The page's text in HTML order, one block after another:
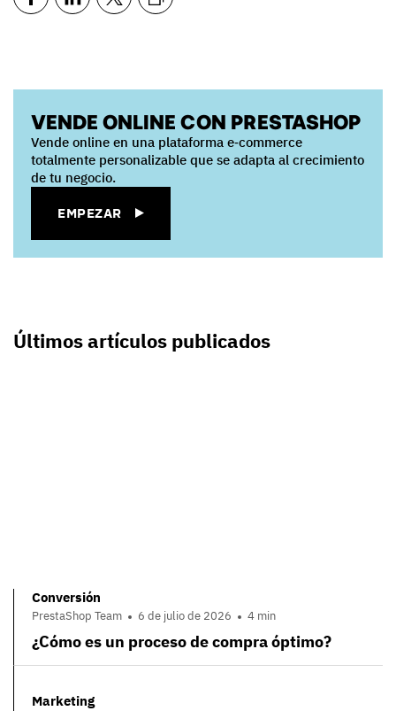
VENDE ONLINE CON PRESTASHOP
Vende online en una plataforma e‑commerce
totalmente personalizable que se adapta al crecimiento
de tu negocio.
EMPEZAR
Últimos artículos publicados
Conversión
PrestaShop Team 6 de julio de 2026 4 min
¿Cómo es un proceso de compra óptimo?
Marketing